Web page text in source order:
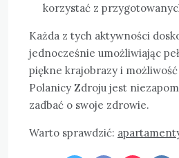
korzystać z
Każda z tych aktywności
jednocześnie umożliwiając
piękne krajobrazy i
Polanicy Zdroju jest
zadbać o swoje zdrowie.
Warto sprawdzić: